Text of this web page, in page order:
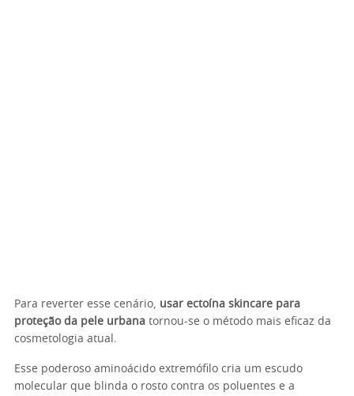
Para reverter esse cenário, usar ectoína skincare para
proteção da pele urbana tornou-se o método mais eficaz da
cosmetologia atual.
Esse poderoso aminoácido extremófilo cria um escudo
molecular que blinda o rosto contra os poluentes e a